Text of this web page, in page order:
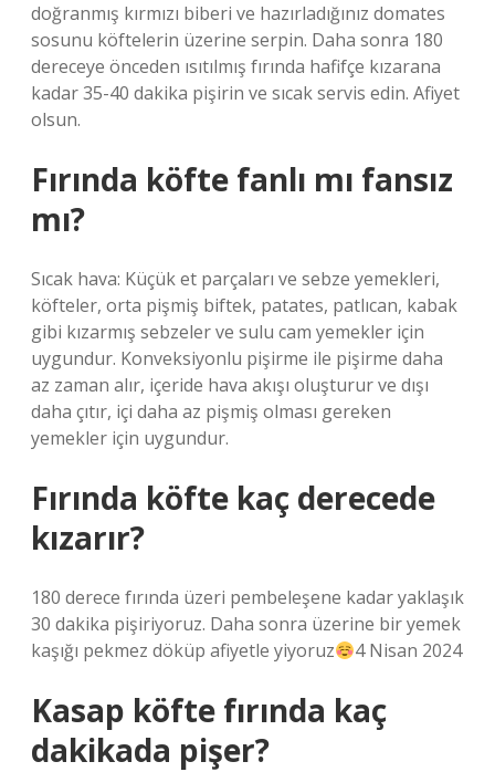
doğranmış kırmızı biberi ve hazırladığınız domates
sosunu köftelerin üzerine serpin. Daha sonra 180
dereceye önceden ısıtılmış fırında hafifçe kızarana
kadar 35-40 dakika pişirin ve sıcak servis edin. Afiyet
olsun.
Fırında köfte fanlı mı fansız
mı?
Sıcak hava: Küçük et parçaları ve sebze yemekleri,
köfteler, orta pişmiş biftek, patates, patlıcan, kabak
gibi kızarmış sebzeler ve sulu cam yemekler için
uygundur. Konveksiyonlu pişirme ile pişirme daha
az zaman alır, içeride hava akışı oluşturur ve dışı
daha çıtır, içi daha az pişmiş olması gereken
yemekler için uygundur.
Fırında köfte kaç derecede
kızarır?
180 derece fırında üzeri pembeleşene kadar yaklaşık
30 dakika pişiriyoruz. Daha sonra üzerine bir yemek
kaşığı pekmez döküp afiyetle yiyoruz
4 Nisan 2024
Kasap köfte fırında kaç
dakikada pişer?